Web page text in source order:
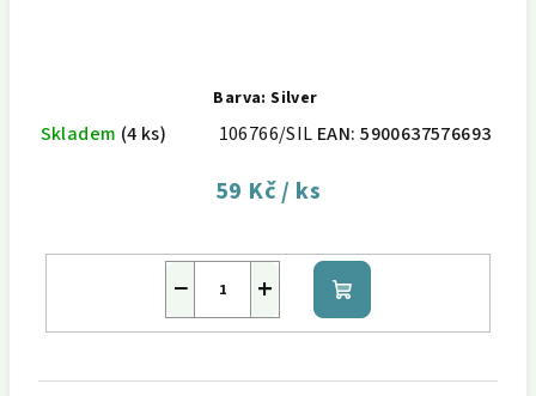
Barva: Silver
Skladem (4 ks) 106766/SIL EAN: 5900637576693
59 Kč/ ks
+
− Do
košíku